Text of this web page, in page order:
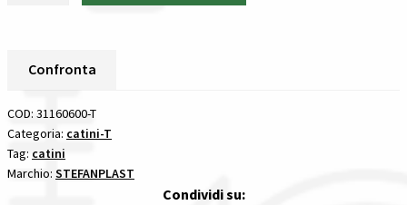
Spedizioni in europa
Spedizioni in italia
Tutte le categorie dei prodotti
STF
STEFANPLAST
catini
1
pezzi
Confronta
COD: 31160600-T
Categoria: catini-T
Tag: catini
Marchio: STEFANPLAST
Condividi su: